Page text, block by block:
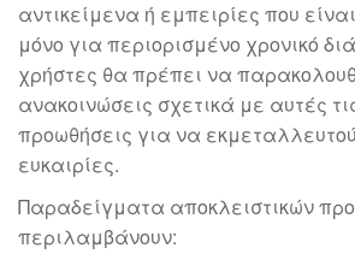
αντικείμενα ή εμπειρίες που
μόνο για περιορισμένο χρονικό
χρήστες θα πρέπει να
ανακοινώσεις σχετικά με αυτές
προωθήσεις για να
ευκαιρίες.
Παραδείγματα αποκλειστικών
περιλαμβάνουν: